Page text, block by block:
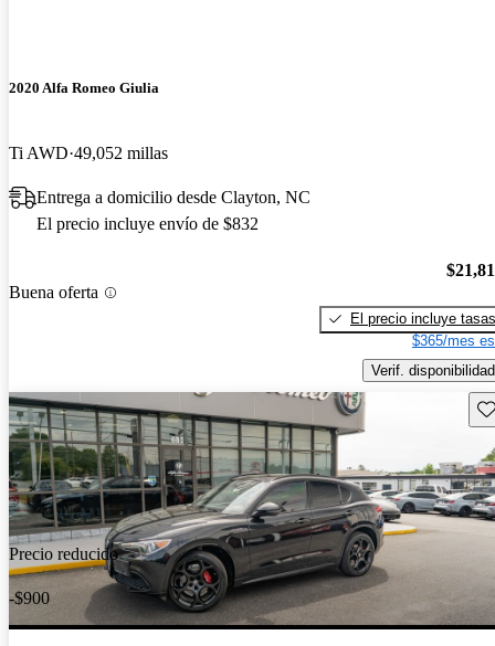
2020 Alfa Romeo Giulia
Ti AWD 49,052 millas
Entrega a domicilio desde Clayton, NC
El precio incluye envío de $832
Buena oferta
El precio incluye tasas
$365/mes
Verif. disponibilidad
Precio reducido
-$900